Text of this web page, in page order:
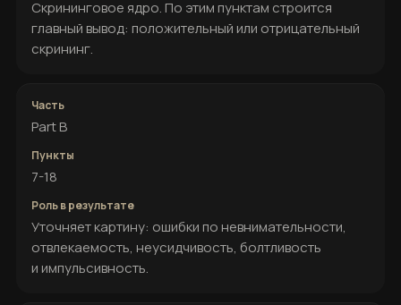
Скрининговое ядро. По этим пунктам строится
главный вывод: положительный или отрицательный
скрининг.
Part B
7-18
Уточняет картину: ошибки по невнимательности,
отвлекаемость, неусидчивость, болтливость
и импульсивность.